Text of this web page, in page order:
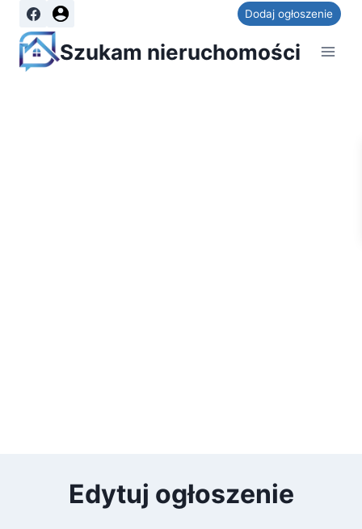
Dodaj ogłoszenie
Szukam nieruchomości
Edytuj ogłoszenie